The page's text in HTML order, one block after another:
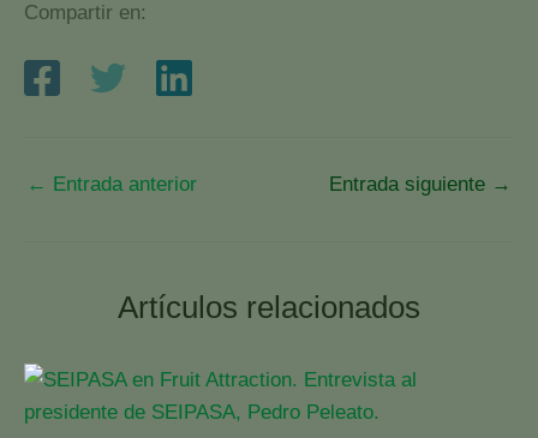
Compartir en:
← Entrada anterior Entrada siguiente →
Artículos relacionados